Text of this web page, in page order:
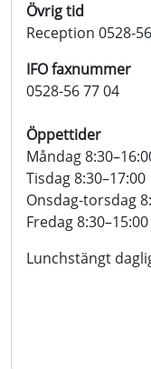
Övrig tid
Reception 0528-
IFO faxnummer
0528-56 77 04
Öppettider
Måndag
Tisdag 8:30–17:00
Onsdag-torsdag
Fredag 8:30–15:00
Lunchstängt